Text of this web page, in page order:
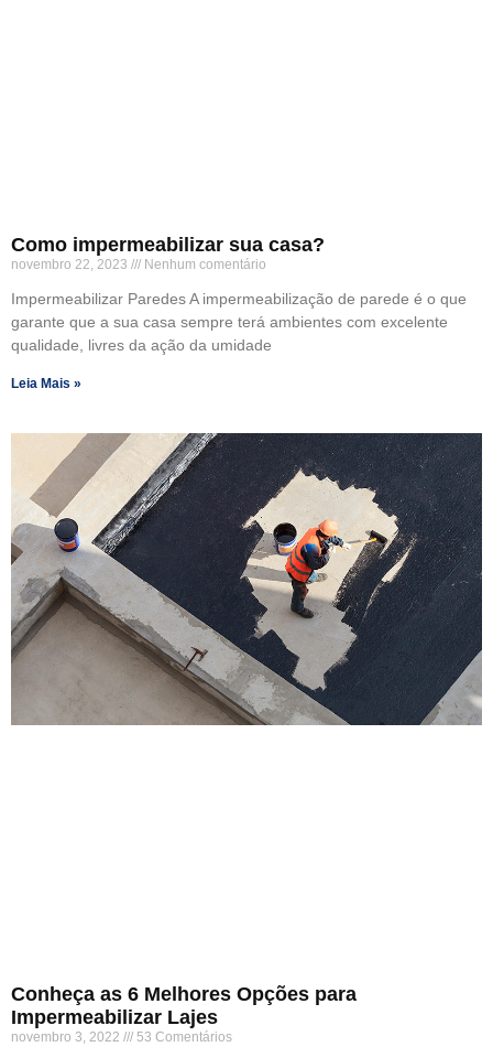
Como impermeabilizar sua casa?
novembro 22, 2023 Nenhum comentário
Impermeabilizar Paredes A impermeabilização de parede é o que
garante que a sua casa sempre terá ambientes com excelente
qualidade, livres da ação da umidade
Leia Mais »
Conheça as 6 Melhores Opções para
Impermeabilizar Lajes
novembro 3, 2022 53 Comentários